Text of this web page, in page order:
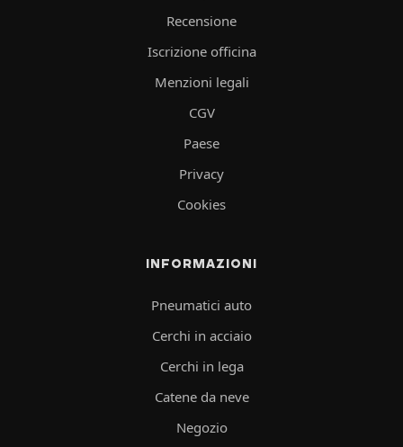
Recensione
Iscrizione officina
Menzioni legali
CGV
Paese
Privacy
Cookies
INFORMAZIONI
Pneumatici auto
Cerchi in acciaio
Cerchi in lega
Catene da neve
Negozio